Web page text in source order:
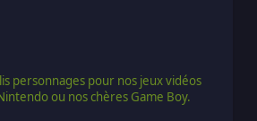
personnages pour nos jeux vidéos
ou nos chères Game Boy.